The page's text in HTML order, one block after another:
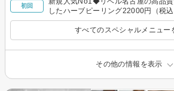
初回
したハーブピーリング22000円（税込
すべてのスペシャルメニュー
その他の情報を表示